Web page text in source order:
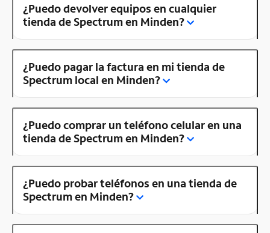
¿Puedo devolver equipos en cualquier
tienda de Spectrum en Minden?
¿Puedo pagar la factura en mi tienda de
Spectrum local en Minden?
¿Puedo comprar un teléfono celular en una
tienda de Spectrum en Minden?
¿Puedo probar teléfonos en una tienda de
Spectrum en Minden?